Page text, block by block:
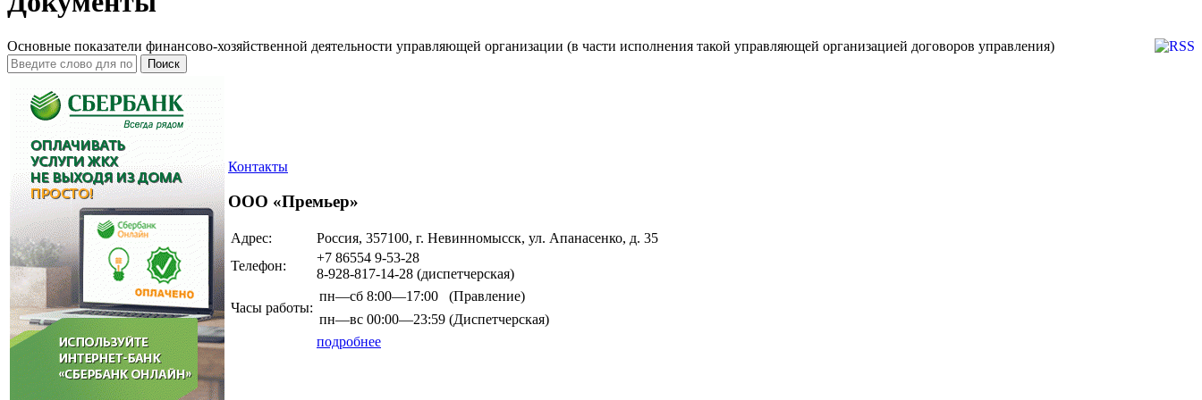
Основные показатели финансово-хозяйственной деятельности управляющей организации (в части исполнения такой управляющей организацией договоров управления)
Поиск
Контакты
ООО «Премьер»
Адрес:
Россия, 357100, г. Невинномысск, ул. Апанасенко, д. 35
Телефон:
+7 86554 9-53-28
8-928-817-14-28 (диспетчерская)
Часы работы:
пн—сб 8:00—17:00
(Правление)
пн—вс 00:00—23:59 (Диспетчерская)
подробнее